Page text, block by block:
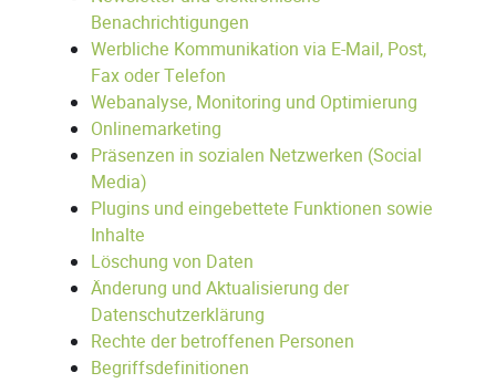
Benachrichtigungen
Werbliche Kommunikation via E-Mail, Post,
Fax oder Telefon
Webanalyse, Monitoring und Optimierung
Onlinemarketing
Präsenzen in sozialen Netzwerken (Social
Media)
Plugins und eingebettete Funktionen sowie
Inhalte
Löschung von Daten
Änderung und Aktualisierung der
Datenschutzerklärung
Rechte der betroffenen Personen
Begriffsdefinitionen